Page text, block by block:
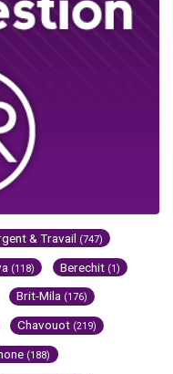
& Travail (747)
(118) Berechit (1)
Brit-Mila (176)
Chavouot (219)
(188)